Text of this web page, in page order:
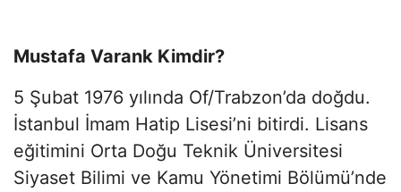
Mustafa Varank Kimdir?
5 Şubat 1976 yılında Of/Trabzon’da doğdu.
İstanbul İmam Hatip Lisesi’ni bitirdi. Lisans
eğitimini Orta Doğu Teknik Üniversitesi
Siyaset Bilimi ve Kamu Yönetimi Bölümü’nde